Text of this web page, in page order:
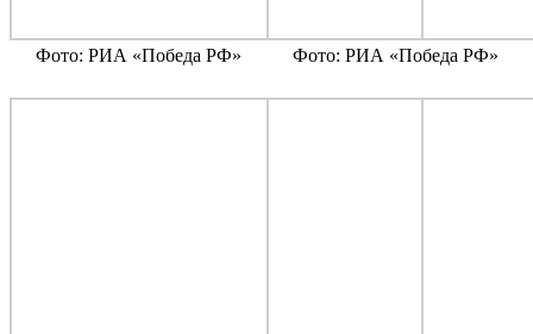
Фото: РИА «Победа РФ» Фото: РИА «Победа РФ»